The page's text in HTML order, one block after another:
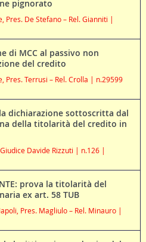
pignorato
De Stefano – Rel. Gianniti |
di MCC al passivo non
del credito
Pres. Terrusi – Rel. Crolla | n.29599
la dichiarazione sottoscritta dal
della titolarità del credito in
Davide Rizzuti | n.126 |
prova la titolarità del
ex art. 58 TUB
Pres. Magliulo – Rel. Minauro |